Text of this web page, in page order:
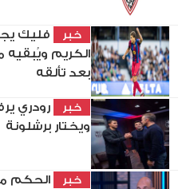
خبر
فليك
الكريم ويُبقيه
بعد تألقه
خبر
رودري
ويختار برشلونة
خبر
الحكم